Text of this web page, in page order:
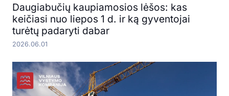
Daugiabučių kaupiamosios lėšos: kas
keičiasi nuo liepos 1 d. ir ką gyventojai
turėtų padaryti dabar
2026.06.01